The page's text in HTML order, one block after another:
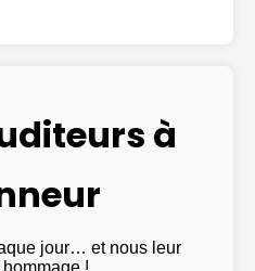
à
jour… et nous leur